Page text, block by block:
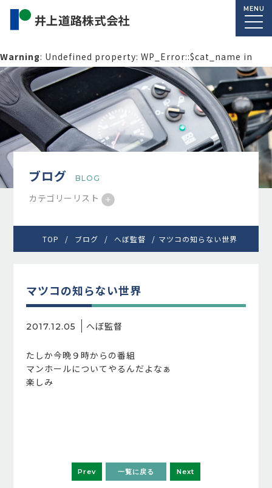
MENU
Warning: Undefined property: WP_Error::$cat_name in
/home/macolab2/inouedoro.co.jp/public_html/wp-
content/themes/inourdoro_theme_2024/single.phpon
line14
ブログ BLOG
カテゴリーリスト
TOP ブログ へぼ監督 マツコの知らない世界
マツコの知らない世界
2017.12.05 へぼ監督
たしか今晩９時からの番組
マンホールについてやるんだよなぁ
楽しみ
Prev 一覧に戻る Next